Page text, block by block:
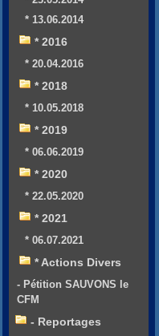
* 13.06.2014
* 2016
* 20.04.2016
* 2018
* 10.05.2018
* 2019
* 06.06.2019
* 2020
* 22.05.2020
* 2021
* 06.07.2021
* Actions Divers
- Pétition SAUVONS le
CFM
- Reportages